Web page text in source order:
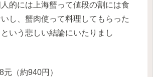
人的には上海蟹って値段の割には食
し、蟹肉使って料理してもらった
いう悲しい結論にいたりまし
（約940円）